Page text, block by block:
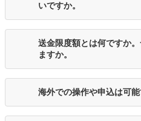
いですか。
送金限度額とは何ですか
ますか。
海外での操作や申込は可能